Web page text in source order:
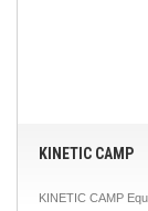
KINETIC CAMP
KINETIC CAMP